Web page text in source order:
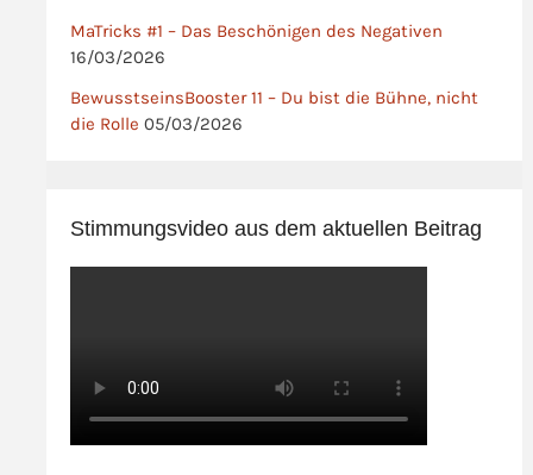
MaTricks #1 – Das Beschönigen des Negativen
16/03/2026
BewusstseinsBooster 11 – Du bist die Bühne, nicht
die Rolle 05/03/2026
Stimmungsvideo aus dem aktuellen Beitrag